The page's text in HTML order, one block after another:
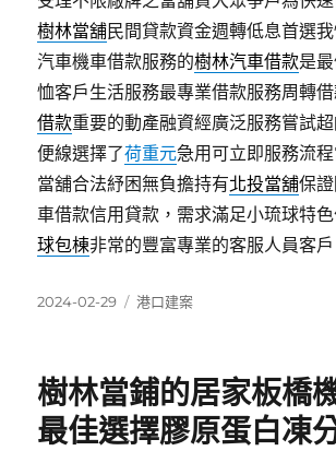
樹林當舖民間貸款資金週轉低息首選
汽車機車借款服務的樹林汽車借款是
恤客戶生活服務最專業借款服務周轉
借款重要的動產融資經廣泛服務嘗試
便線選擇了荷重元急用可立即服務流
當舖合法紓困無負擔持有北投當舖保
車借款信用貸款，需求滿足小琉球特
球包棟非常的豐富專業的客服人員客戶
發
2024-02-29
分
港口建案
樹林當鋪的居家板橋
最佳選擇膠原蛋白凍